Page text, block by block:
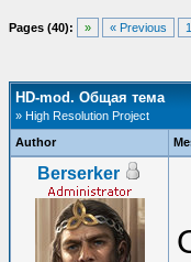
Pages (40): » « Previous 1
HD-mod. Общая тема
» High Resolution Project
Author
Berserker